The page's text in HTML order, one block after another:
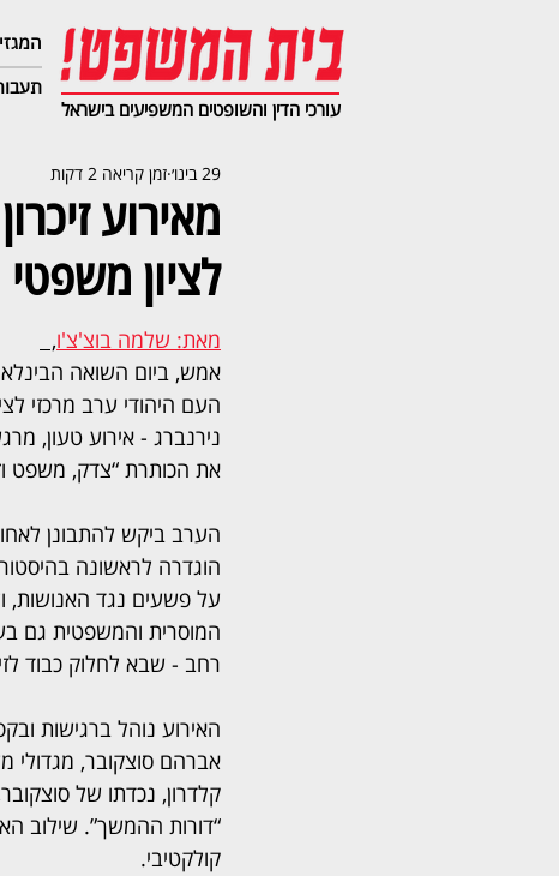
עורכי הדין והשופטים המשפיעים בישראל
מאירוע
לציון משפטי
29 בינו׳ זמן קריאה 2 דקות
מאת: שלמה בוצ'צ'ו,
אמש, ביום השואה
נירנברג - אירוע טעון,
את הכותרת “צדק, משפט
הערב ביקש להתבונן
הוגדרה לראשונה
על פשעים נגד האנושות,
המוסרית והמשפטית גם
רחב - שבא לחלוק כבוד
האירוע נוהל ברגישות
אברהם סוצקובר, מגדולי
קלדרון, נכדתו של
“דורות ההמשך”. שילוב
קולקטיבי.